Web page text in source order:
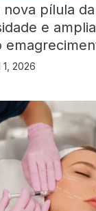
nova pílula
e
1, 2026